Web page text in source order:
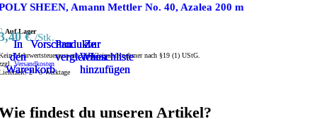
In
den
Warenkorb
VorschauProdukte
vergleichen
Zur
Wunschliste
hinzufügen
In
den
Warenkorb
VorschauProdukte
vergleichen
Zur
Wunschliste
hinzufügen
In
den
Warenkorb
VorschauProdukte
vergleichen
Zur
Wunschliste
hinzufügen
SHEEN, Amann Mettler No. 40, Azalea 200 m
Auf Lager
€ /Stk.
Mehrwertsteuerausweis, da Kleinunternehmer nach §19 (1) UStG.
Versandkosten
2 - 3 Werktage
findest du unseren Artikel?